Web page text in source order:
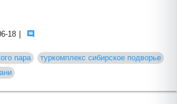
18
пара
туркомплекс сибирское подворье